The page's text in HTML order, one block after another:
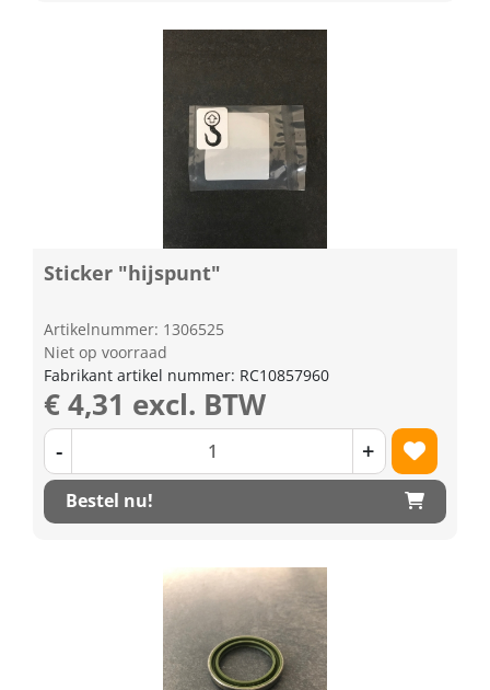
Sticker "hijspunt"
Artikelnummer: 1306525
Niet op voorraad
Fabrikant artikel nummer: RC10857960
€ 4,31 excl. BTW
- +
Bestel nu!